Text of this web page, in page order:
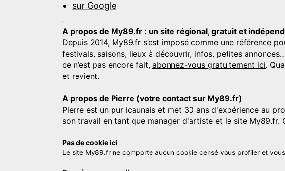
sur Google
A propos de My89.fr : un site régional, gratuit et
Depuis 2014, My89.fr s’est imposé comme une référence
festivals, saisons, lieux à découvrir, infos, petites
ce n’est pas encore fait, abonnez-vous gratuitement ici.
et revient.
A propos de Pierre (votre contact sur My89.fr)
Pierre est un pur icaunais et met 30 ans d'expérience au
son travail en tant que manager d'artiste et le site
Pas de cookie ici
Le site My89.fr ne comporte aucun cookie censé vous profiler et